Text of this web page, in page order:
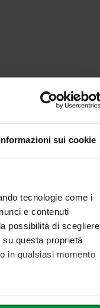
sui cookie
tecnologie come i
e contenuti
possibilità di scegliere
questa proprietà
in qualsiasi momento